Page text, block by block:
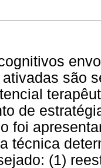
são
de
foi
técnica
(1)